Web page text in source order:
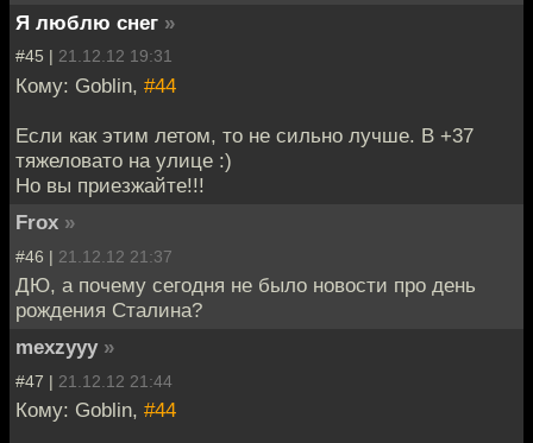
Я люблю снег »
#45 | 21.12.12 19:31
Кому: Goblin, #44
Если как этим летом, то не сильно лучше. В +37
тяжеловато на улице :)
Но вы приезжайте!!!
Frox »
#46 | 21.12.12 21:37
ДЮ, а почему сегодня не было новости про день
рождения Сталина?
mexzyyy »
#47 | 21.12.12 21:44
Кому: Goblin, #44